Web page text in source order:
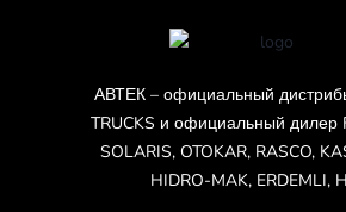
АВТЕК – официальный
TRUCKS и официальный дилер
SOLARIS, OTOKAR, RASCO,
HIDRO-MAK, ERDEMLI,